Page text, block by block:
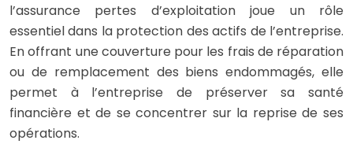
l’assurance pertes d’exploitation joue un rôle
essentiel dans la protection des actifs de l’entreprise.
En offrant une couverture pour les frais de réparation
ou de remplacement des biens endommagés, elle
permet à l’entreprise de préserver sa santé
financière et de se concentrer sur la reprise de ses
opérations.